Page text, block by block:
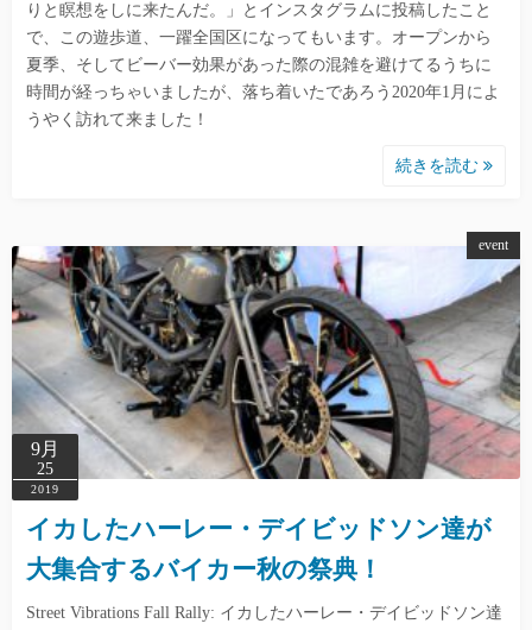
りと瞑想をしに来たんだ。」とインスタグラムに投稿したこと
で、この遊歩道、一躍全国区になってもいます。オープンから
夏季、そしてビーバー効果があった際の混雑を避けてるうちに
時間が経っちゃいましたが、落ち着いたであろう2020年1月によ
うやく訪れて来ました！
続きを読む
event
9月
25
2019
イカしたハーレー・デイビッドソン達が
大集合するバイカー秋の祭典！
Street Vibrations Fall Rally: イカしたハーレー・デイビッドソン達